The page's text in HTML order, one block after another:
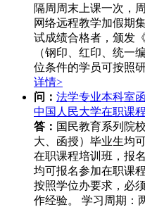
隔周周末上课一次，
网络远程教学加假期
试成绩合格者，颁发
（钢印、红印、统一
位条件的学员可按照
详情>
问： 法学专业本科室
中国人民大学在职课
答： 国民教育系列院
大、函授）毕业生均
在职课程培训班，报
均可报名参加在职课
按照学位办要求，必
作经验。 学习周期：